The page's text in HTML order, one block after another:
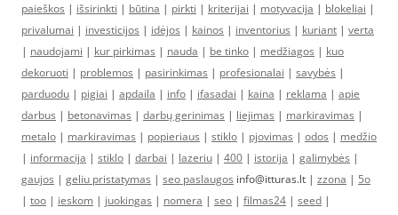
paieškos | išsirinkti | būtina | pirkti | kriterijai | motyvacija | blokeliai |
privalumai | investicijos | idėjos | kainos | inventorius | kuriant | verta
| naudojami | kur pirkimas | nauda | be tinko | medžiagos | kuo
dekoruoti | problemos | pasirinkimas | profesionalai | savybės |
parduodu | pigiai | apdaila | info | ifasadai | kaina | reklama | apie
darbus | betonavimas | darbų gerinimas | liejimas | markiravimas |
metalo | markiravimas | popieriaus | stiklo | pjovimas | odos | medžio
| informacija | stiklo | darbai | lazeriu | 400 | istorija | galimybės |
gaujos | geliu pristatymas | seo paslaugos info@itturas.lt | zzona | 5o
| too | ieskom | juokingas | nomera | seo | filmas24 | seed |